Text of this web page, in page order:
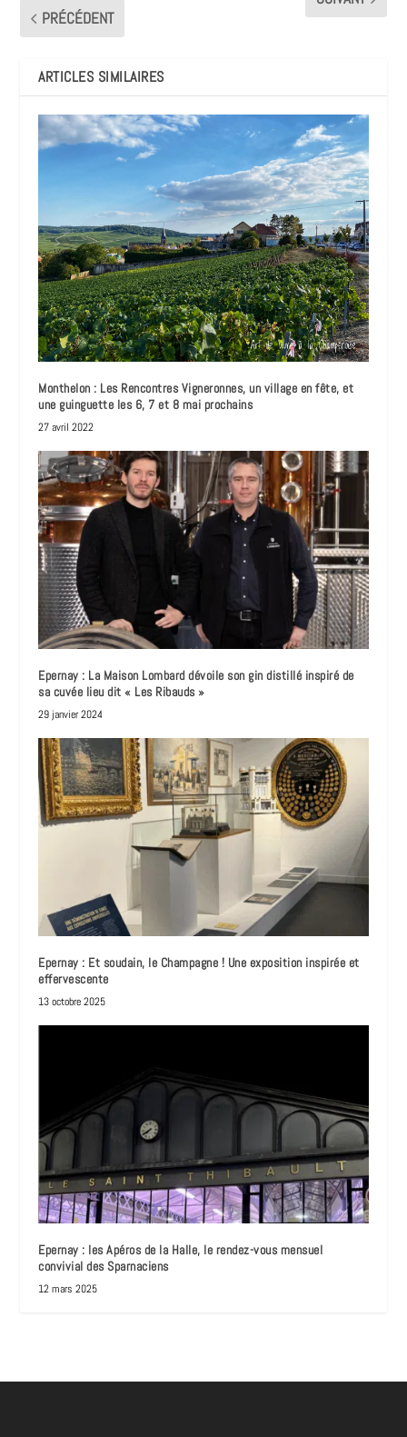
PRÉCÉDENT
ARTICLES SIMILAIRES
Monthelon : Les Rencontres Vigneronnes, un village en fête, et
une guinguette les 6, 7 et 8 mai prochains
27 avril 2022
Epernay : La Maison Lombard dévoile son gin distillé inspiré de
sa cuvée lieu dit « Les Ribauds »
29 janvier 2024
Epernay : Et soudain, le Champagne ! Une exposition inspirée et
effervescente
13 octobre 2025
Epernay : les Apéros de la Halle, le rendez-vous mensuel
convivial des Sparnaciens
12 mars 2025